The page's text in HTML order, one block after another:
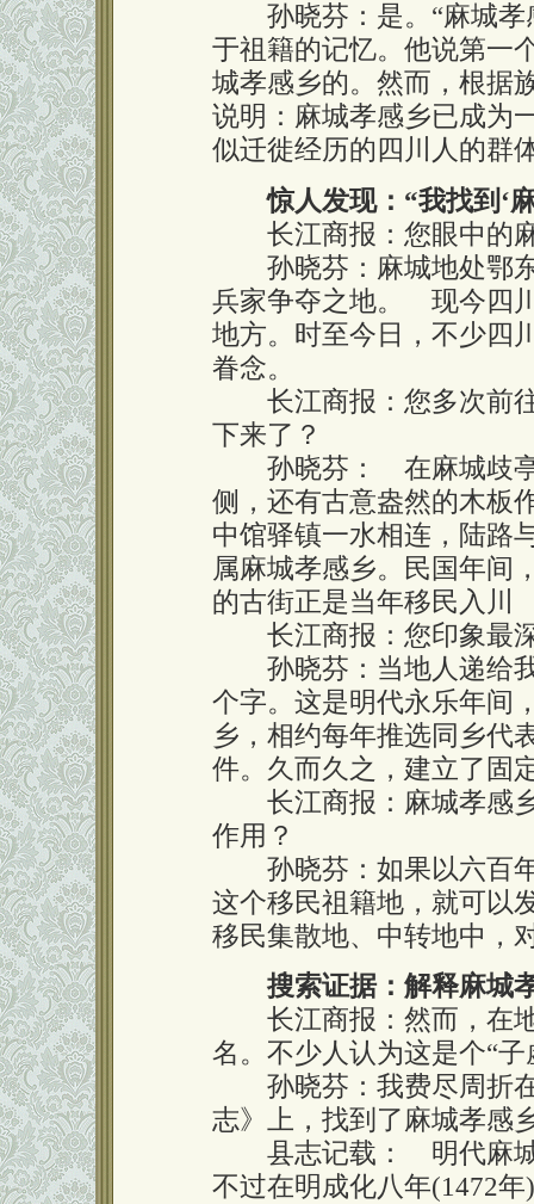
孙晓芬：是。“麻城孝
于祖籍的记忆。他说第一
城孝感乡的。然而，根据
说明：麻城孝感乡已成为
似迁徙经历的四川人的群
惊人发现：“我找到‘
长江商报：您眼中的
孙晓芬：麻城地处鄂东
兵家争夺之地。 现今四
地方。时至今日，不少四
眷念。
长江商报：您多次前往
下来了？
孙晓芬： 在麻城歧亭
侧，还有古意盎然的木板
中馆驿镇一水相连，陆路
属麻城孝感乡。民国年间
的古街正是当年移民入
长江商报：您印象最
孙晓芬：当地人递给我
个字。这是明代永乐年间
乡，相约每年推选同乡代
件。久而久之，建立了固
长江商报：麻城孝感乡
作用？
孙晓芬：如果以六百年
这个移民祖籍地，就可以
移民集散地、中转地中，
搜索证据：解释麻城
长江商报：然而，在地
名。不少人认为这是个“
孙晓芬：我费尽周折在
志》上，找到了麻城孝感
县志记载： 明代麻城
不过在明成化八年(1472